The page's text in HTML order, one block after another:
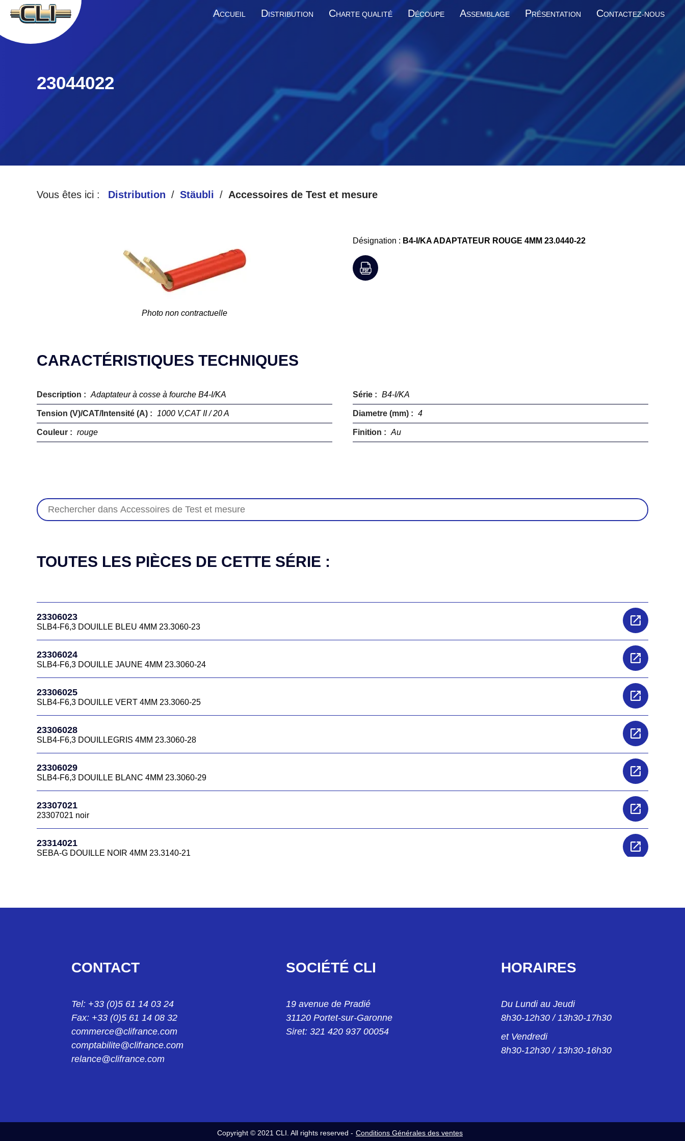
ACCUEIL DISTRIBUTION CHARTE QUALITÉ DÉCOUPE ASSEMBLAGE PRÉSENTATION CONTACTEZ-NOUS
23044022
Vous êtes ici : Distribution Stäubli Accessoires de Test et mesure
Photo non contractuelle
Désignation : B4-I/KA ADAPTATEUR ROUGE 4MM 23.0440-22
CARACTÉRISTIQUES TECHNIQUES
Description : Adaptateur à cosse à fourche B4-I/KA Série : B4-I/KA
Tension (V)/CAT/Intensité (A) : 1000 V,CAT II / 20 A Diametre (mm) : 4
Couleur : rouge Finition : Au
TOUTES LES PIÈCES DE CETTE SÉRIE :
23306023
SLB4-F6,3 DOUILLE BLEU 4MM 23.3060-23
23306024
SLB4-F6,3 DOUILLE JAUNE 4MM 23.3060-24
23306025
SLB4-F6,3 DOUILLE VERT 4MM 23.3060-25
23306028
SLB4-F6,3 DOUILLEGRIS 4MM 23.3060-28
23306029
SLB4-F6,3 DOUILLE BLANC 4MM 23.3060-29
23307021
23307021 noir
23314021
SEBA-G DOUILLE NOIR 4MM 23.3140-21
KS2-10L/1 FICHE BLANC 2MM 24.0043-29
KPS1/B2 PINCE NOIR 2MM 24.0139-21
24013922
KPS1/B2 PINCE ROUGE 2MM 24.0139-22
CONTACT
Tel: +33 (0)5 61 14 03 24
Fax: +33 (0)5 61 14 08 32
commerce@clifrance.com
comptabilite@clifrance.com
relance@clifrance.com
SOCIÉTÉ CLI
19 avenue de Pradié
31120 Portet-sur-Garonne
Siret: 321 420 937 00054
HORAIRES
Du Lundi au Jeudi
8h30-12h30 / 13h30-17h30
et Vendredi
8h30-12h30 / 13h30-16h30
Copyright © 2021 CLI. All rights reserved - Conditions Générales des ventes